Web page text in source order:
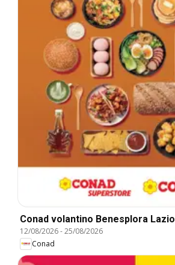
Conad volantino Benesplora Lazio
12/08/2026-25/08/2026
Conad